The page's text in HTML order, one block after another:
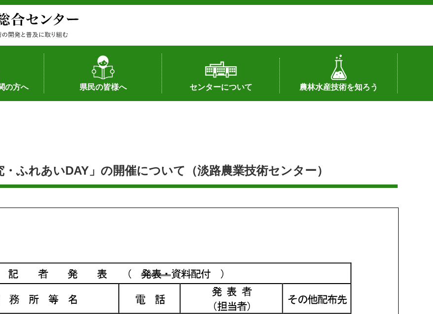
の方へ
特許）
品種）
対応
応
県民の皆様へ
作物や園芸に関する新技術
畜産に関する新技術
森林林業に関する新技術
病害虫に関する新技術
食品加工に関する新技術
水産に関する新技術
作物や園芸に関する豆知識
病害虫に関する豆知識
畜産に関する豆知識
水産に関する豆知識
バイテク・農業環境・機械関係
食品加工に関する豆知識
森林林業に関する豆知識
センターについて
所長あいさつ
組織（各部署へのリンク）
アクセス
沿革
所内の施設配置図
農林水産技術を知ろう
センターの話題
私の試験研究
試験研究課題
第6期中期業務計画
オンライン研究報告
刊行物
知的財産に関する相談窓口
ふれあいDAY」の開催について（淡路農業技術センター）